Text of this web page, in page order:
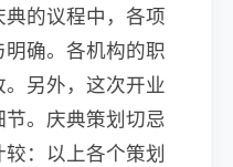
的议程中，各项
确。各机构的职
另外，这次开业
。庆典策划切忌
：以上各个策划